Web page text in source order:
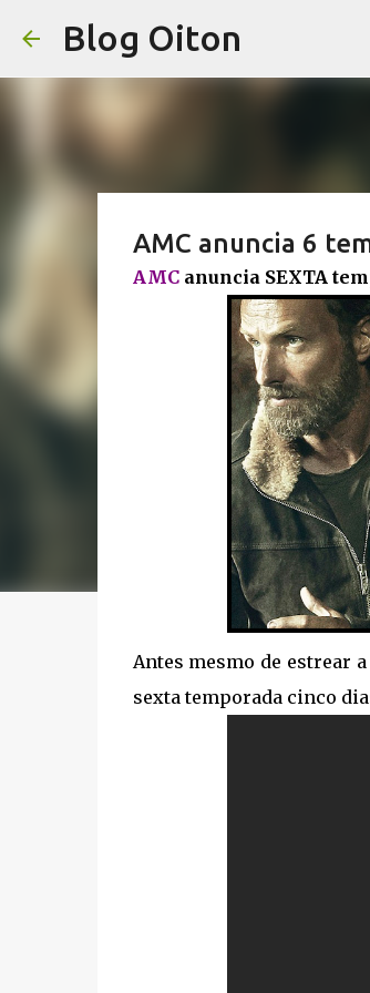
Blog Oiton
AMC anuncia 6
AMC anuncia SEXTA
Antes mesmo de estrear
sexta temporada cinco